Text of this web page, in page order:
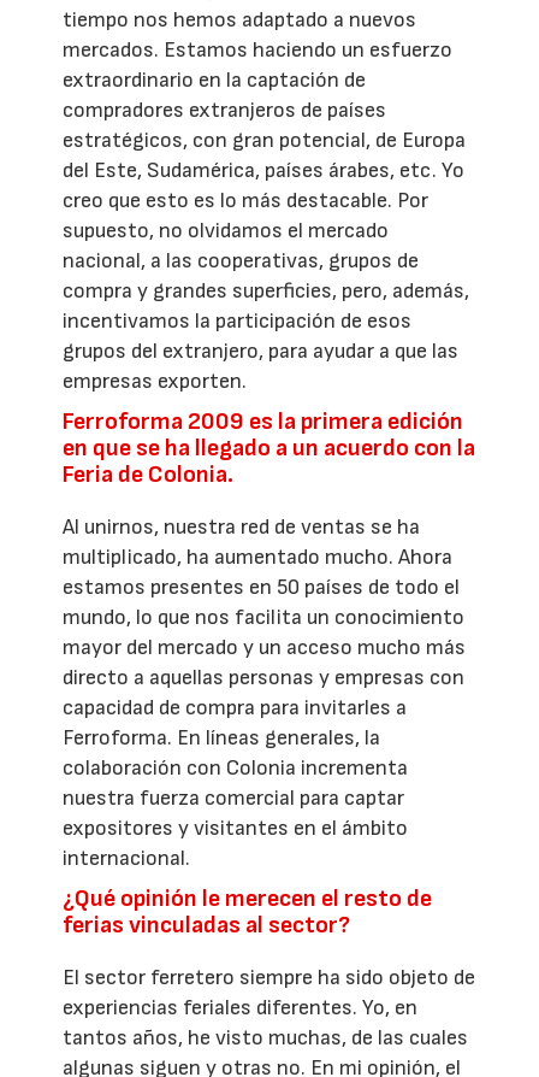
tiempo nos hemos adaptado a nuevos
mercados. Estamos haciendo un esfuerzo
extraordinario en la captación de
compradores extranjeros de países
estratégicos, con gran potencial, de Europa
del Este, Sudamérica, países árabes, etc. Yo
creo que esto es lo más destacable. Por
supuesto, no olvidamos el mercado
nacional, a las cooperativas, grupos de
compra y grandes superficies, pero, además,
incentivamos la participación de esos
grupos del extranjero, para ayudar a que las
empresas exporten.
Ferroforma 2009 es la primera edición
en que se ha llegado a un acuerdo con la
Feria de Colonia.
Al unirnos, nuestra red de ventas se ha
multiplicado, ha aumentado mucho. Ahora
estamos presentes en 50 países de todo el
mundo, lo que nos facilita un conocimiento
mayor del mercado y un acceso mucho más
directo a aquellas personas y empresas con
capacidad de compra para invitarles a
Ferroforma. En líneas generales, la
colaboración con Colonia incrementa
nuestra fuerza comercial para captar
expositores y visitantes en el ámbito
internacional.
¿Qué opinión le merecen el resto de
ferias vinculadas al sector?
El sector ferretero siempre ha sido objeto de
experiencias feriales diferentes. Yo, en
tantos años, he visto muchas, de las cuales
algunas siguen y otras no. En mi opinión, el